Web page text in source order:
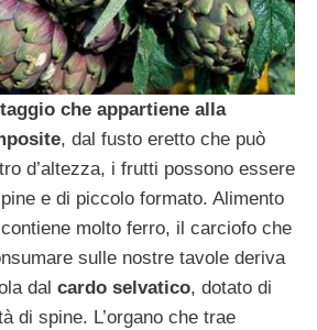
che appartiene alla
, dal fusto eretto che può
d’altezza, i frutti possono essere
e di piccolo formato. Alimento
molto ferro, il carciofo che
sulle nostre tavole deriva
dal cardo selvatico, dotato di
di spine. L’organo che trae